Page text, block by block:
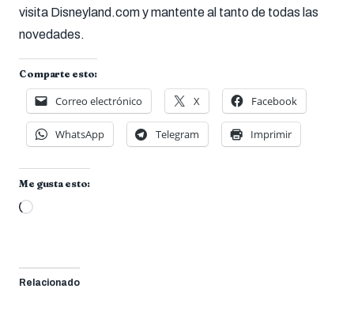
visita Disneyland.com y mantente al tanto de todas las
novedades.
Comparte esto:
Correo electrónico X Facebook
WhatsApp Telegram Imprimir
Me gusta esto:
Cargando...
Relacionado